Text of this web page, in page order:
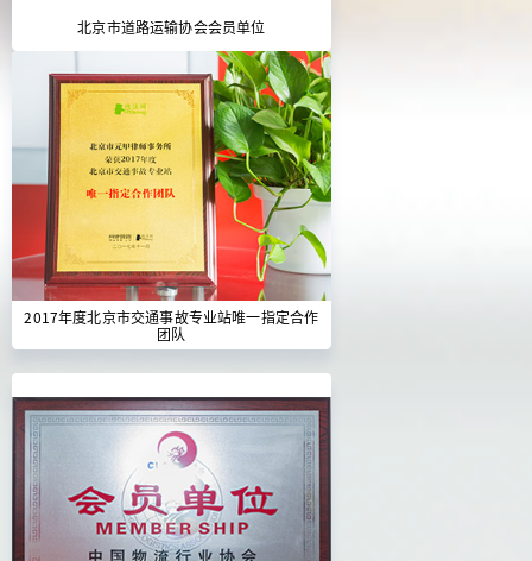
北京市道路运输协会会员单位
2017年度北京市交通事故专业站唯一指定合作
团队